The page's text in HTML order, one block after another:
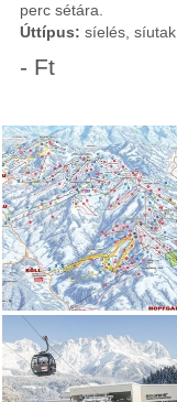
perc sétára.
Úttípus: síelés, síutak
- Ft